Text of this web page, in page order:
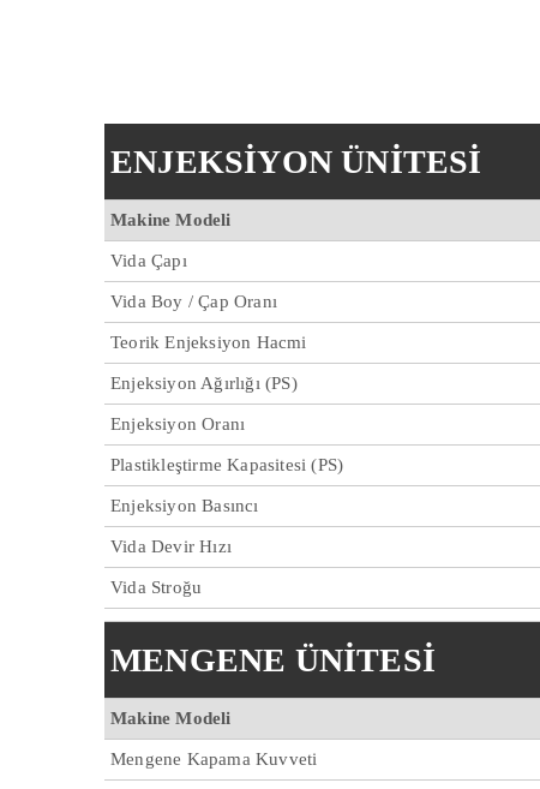
ENJEKSİYON ÜNİTESİ
Makine Modeli
Vida Çapı
Vida Boy / Çap Oranı
Teorik Enjeksiyon Hacmi
Enjeksiyon Ağırlığı (PS)
Enjeksiyon Oranı
Plastikleştirme Kapasitesi (PS)
Enjeksiyon Basıncı
Vida Devir Hızı
Vida Stroğu
MENGENE ÜNİTESİ
Makine Modeli
Mengene Kapama Kuvveti